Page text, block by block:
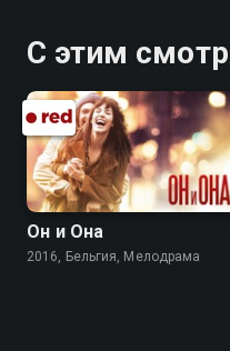
С этим
Он и Она
2016, Бельгия, Мелодрама